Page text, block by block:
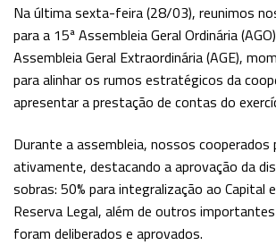
Na última sexta-feira (28/03), reunimos
para a 15ª Assembleia Geral Ordinária
Assembleia Geral Extraordinária (AGE),
para alinhar os rumos estratégicos da
apresentar a prestação de contas do
Durante a assembleia, nossos cooperados
ativamente, destacando a aprovação da
sobras: 50% para integralização ao Capital
Reserva Legal, além de outros
foram deliberados e aprovados.